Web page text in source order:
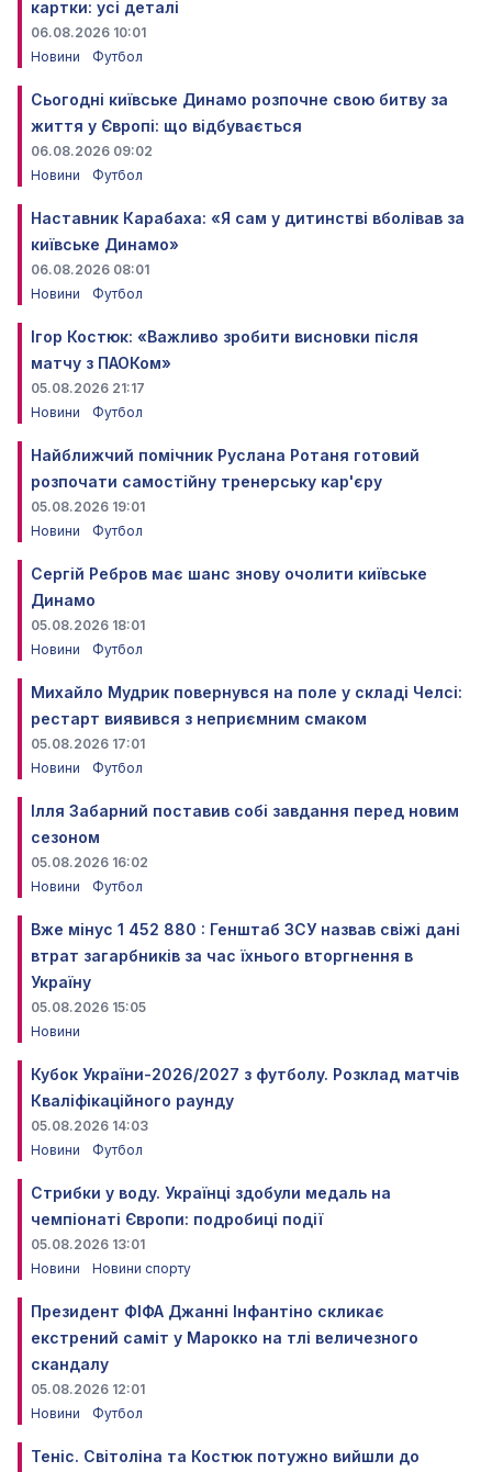
картки: усі деталі
06.08.2026 10:01
Новини
Футбол
Сьогодні київське Динамо розпочне свою битву за
життя у Європі: що відбувається
06.08.2026 09:02
Новини
Футбол
Наставник Карабаха: «Я сам у дитинстві вболівав за
київське Динамо»
06.08.2026 08:01
Новини
Футбол
Ігор Костюк: «Важливо зробити висновки після
матчу з ПАОКом»
05.08.2026 21:17
Новини
Футбол
Найближчий помічник Руслана Ротаня готовий
розпочати самостійну тренерську кар'єру
05.08.2026 19:01
Новини
Футбол
Сергій Ребров має шанс знову очолити київське
Динамо
05.08.2026 18:01
Новини
Футбол
Михайло Мудрик повернувся на поле у складі Челсі:
рестарт виявився з неприємним смаком
05.08.2026 17:01
Новини
Футбол
Ілля Забарний поставив собі завдання перед новим
сезоном
05.08.2026 16:02
Новини
Футбол
Вже мінус 1 452 880 : Генштаб ЗСУ назвав свіжі дані
втрат загарбників за час їхнього вторгнення в
Україну
05.08.2026 15:05
Новини
Кубок України-2026/2027 з футболу. Розклад матчів
Кваліфікаційного раунду
05.08.2026 14:03
Новини
Футбол
Стрибки у воду. Українці здобули медаль на
чемпіонаті Європи: подробиці події
05.08.2026 13:01
Новини
Новини спорту
Президент ФІФА Джанні Інфантіно скликає
екстрений саміт у Марокко на тлі величезного
скандалу
05.08.2026 12:01
Новини
Футбол
Теніс. Світоліна та Костюк потужно вийшли до